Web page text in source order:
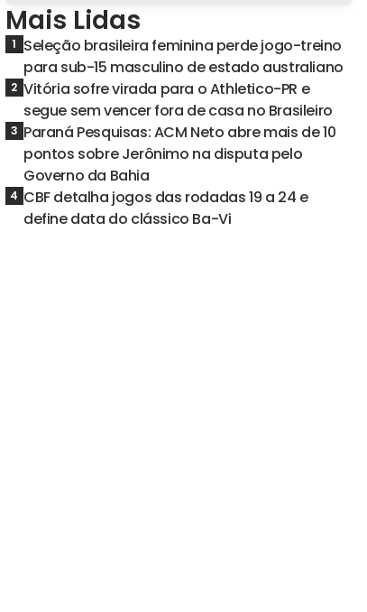
Mais Lidas
1 Seleção brasileira feminina perde jogo-treino
para sub-15 masculino de estado australiano
2 Vitória sofre virada para o Athletico-PR e
segue sem vencer fora de casa no Brasileiro
3 Paraná Pesquisas: ACM Neto abre mais de 10
pontos sobre Jerônimo na disputa pelo
Governo da Bahia
4 CBF detalha jogos das rodadas 19 a 24 e
define data do clássico Ba-Vi